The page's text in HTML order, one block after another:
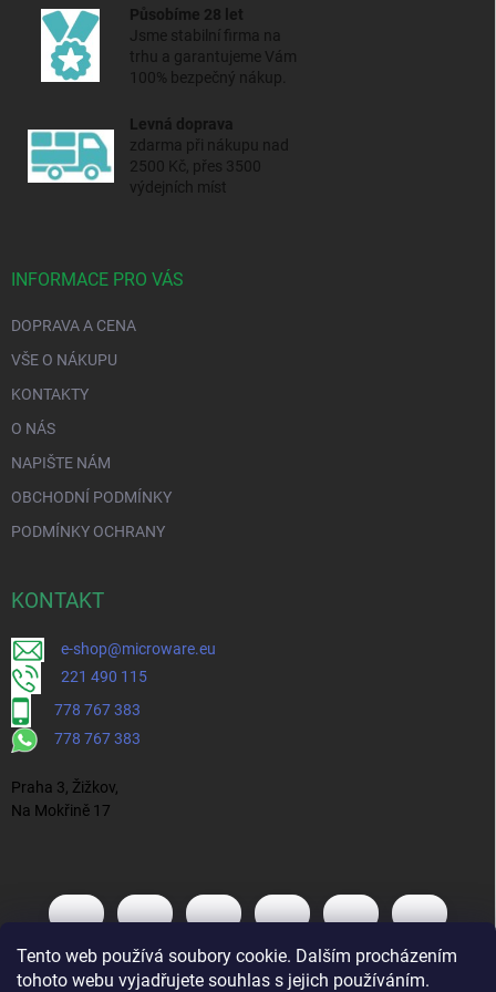
Tento web používá soubory cookie. Dalším procházením
tohoto webu vyjadřujete souhlas s jejich používáním.
Působíme 28 let
Jsme stabilní firma na
trhu a garantujeme Vám
100% bezpečný nákup.
Levná doprava
zdarma při nákupu nad
2500 Kč, přes 3500
výdejních míst
INFORMACE PRO VÁS
DOPRAVA A CENA
VŠE O NÁKUPU
KONTAKTY
O NÁS
NAPIŠTE NÁM
OBCHODNÍ PODMÍNKY
PODMÍNKY OCHRANY
KONTAKT
e-shop@microware.eu
221 490 115
778 767 383
778 767 383
Praha 3, Žižkov,
Na Mokřině 17